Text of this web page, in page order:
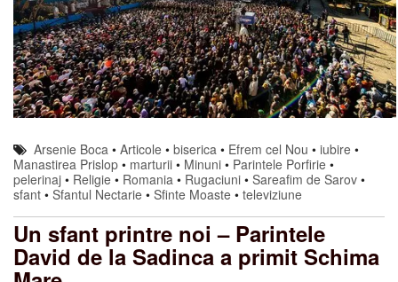
Arsenie Boca •Articole •biserica • Efrem cel Nou •iubire •
Manastirea Prislop • marturii • Minuni • Parintele Porfirie •
pelerinaj • Religie • Romania • Rugaciuni • Sareafim de Sarov •
sfant • Sfantul Nectarie • Sfinte Moaste • televiziune
Un sfant printre noi – Parintele
David de la Sadinca a primit Schima